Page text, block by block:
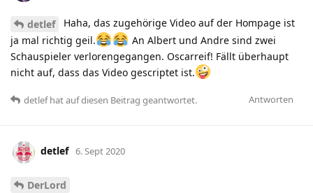
detlef
Haha, das zugehörige Video auf der Hompage ist
ja mal richtig geil.
An Albert und Andre sind zwei
Schauspieler verlorengegangen. Oscarreif! Fällt überhaupt
nicht auf, dass das Video gescriptet ist.
Antworten
detlef hatauf diesen Beitrag geantwortet.
detlef 6. Sept 2020
DerLord